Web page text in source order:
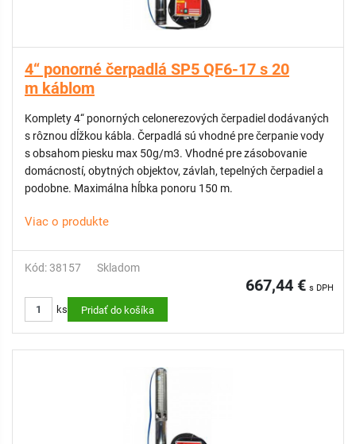
4“ ponorné čerpadlá SP5 QF6-17 s 20
m káblom
Komplety 4“ ponorných celonerezových čerpadiel dodávaných
s rôznou dĺžkou kábla. Čerpadlá sú vhodné pre čerpanie vody
s obsahom piesku max 50g/m3. Vhodné pre zásobovanie
domácností, obytných objektov, závlah, tepelných čerpadiel a
podobne. Maximálna hĺbka ponoru 150 m.
Viac o produkte
Kód: 38157 Skladom
667,44 € s DPH
ks Pridať do košíka